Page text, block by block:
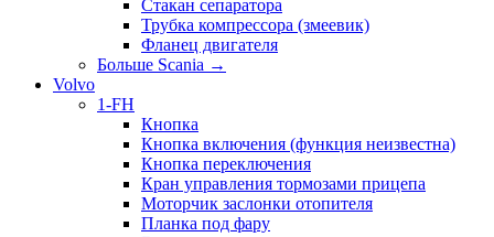
Стакан сепаратора
Трубка компрессора (змеевик)
Фланец двигателя
Больше Scania →
Volvo
1-FH
Кнопка
Кнопка включения (функция неизвестна)
Кнопка переключения
Кран управления тормозами прицепа
Моторчик заслонки отопителя
Планка под фару